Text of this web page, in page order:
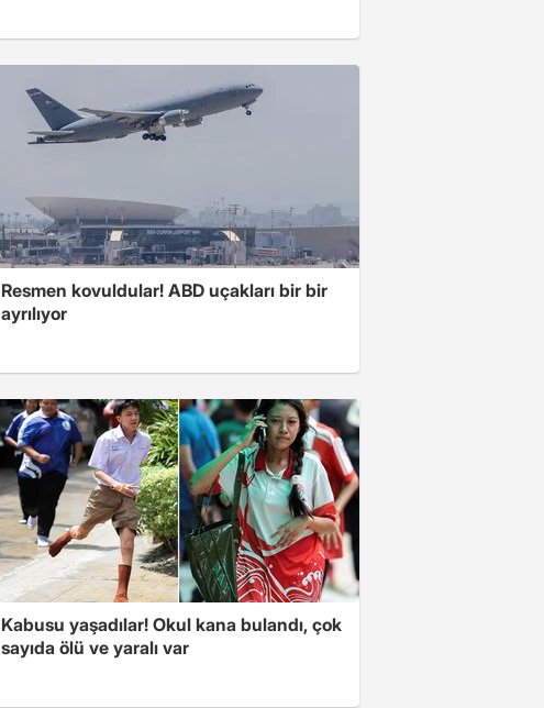
Resmen kovuldular! ABD uçakları bir bir
ayrılıyor
Kabusu yaşadılar! Okul kana bulandı, çok
sayıda ölü ve yaralı var